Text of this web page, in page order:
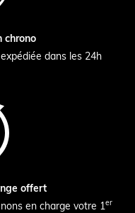
chrono
dans les 24h
offert
en charge votre 1er